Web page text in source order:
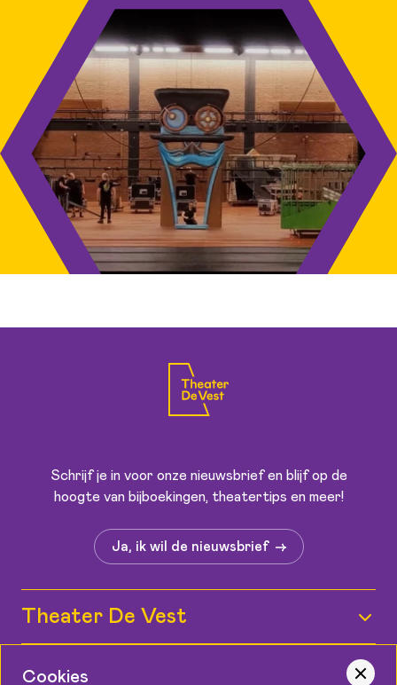
Schrijf je in voor onze nieuwsbrief en blijf op de
hoogte van bijboekingen, theatertips en meer!
Ja, ik wil de nieuwsbrief
Theater De Vest
Informatie
Cookies